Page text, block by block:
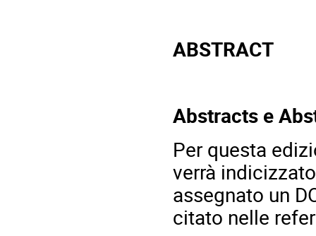
ABSTRACT
Abstracts e
Per questa
verrà
assegnato un
citato nelle